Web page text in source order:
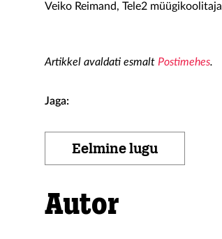
Veiko Reimand, Tele2 müügikoolitaja
Artikkel avaldati esmalt Postimehes.
Jaga:
Eelmine lugu
Autor